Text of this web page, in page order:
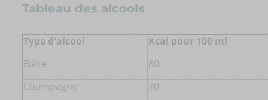
Tableau des alcools
Type d'alcool
Kcal pour 100 ml
Bière
80
Champagne
70